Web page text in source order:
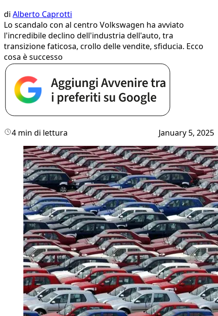
di Alberto Caprotti
Lo scandalo con al centro Volkswagen ha avviato
l'incredibile declino dell'industria dell'auto, tra
transizione faticosa, crollo delle vendite, sfiducia. Ecco
cosa è successo
4 min di lettura January 5, 2025